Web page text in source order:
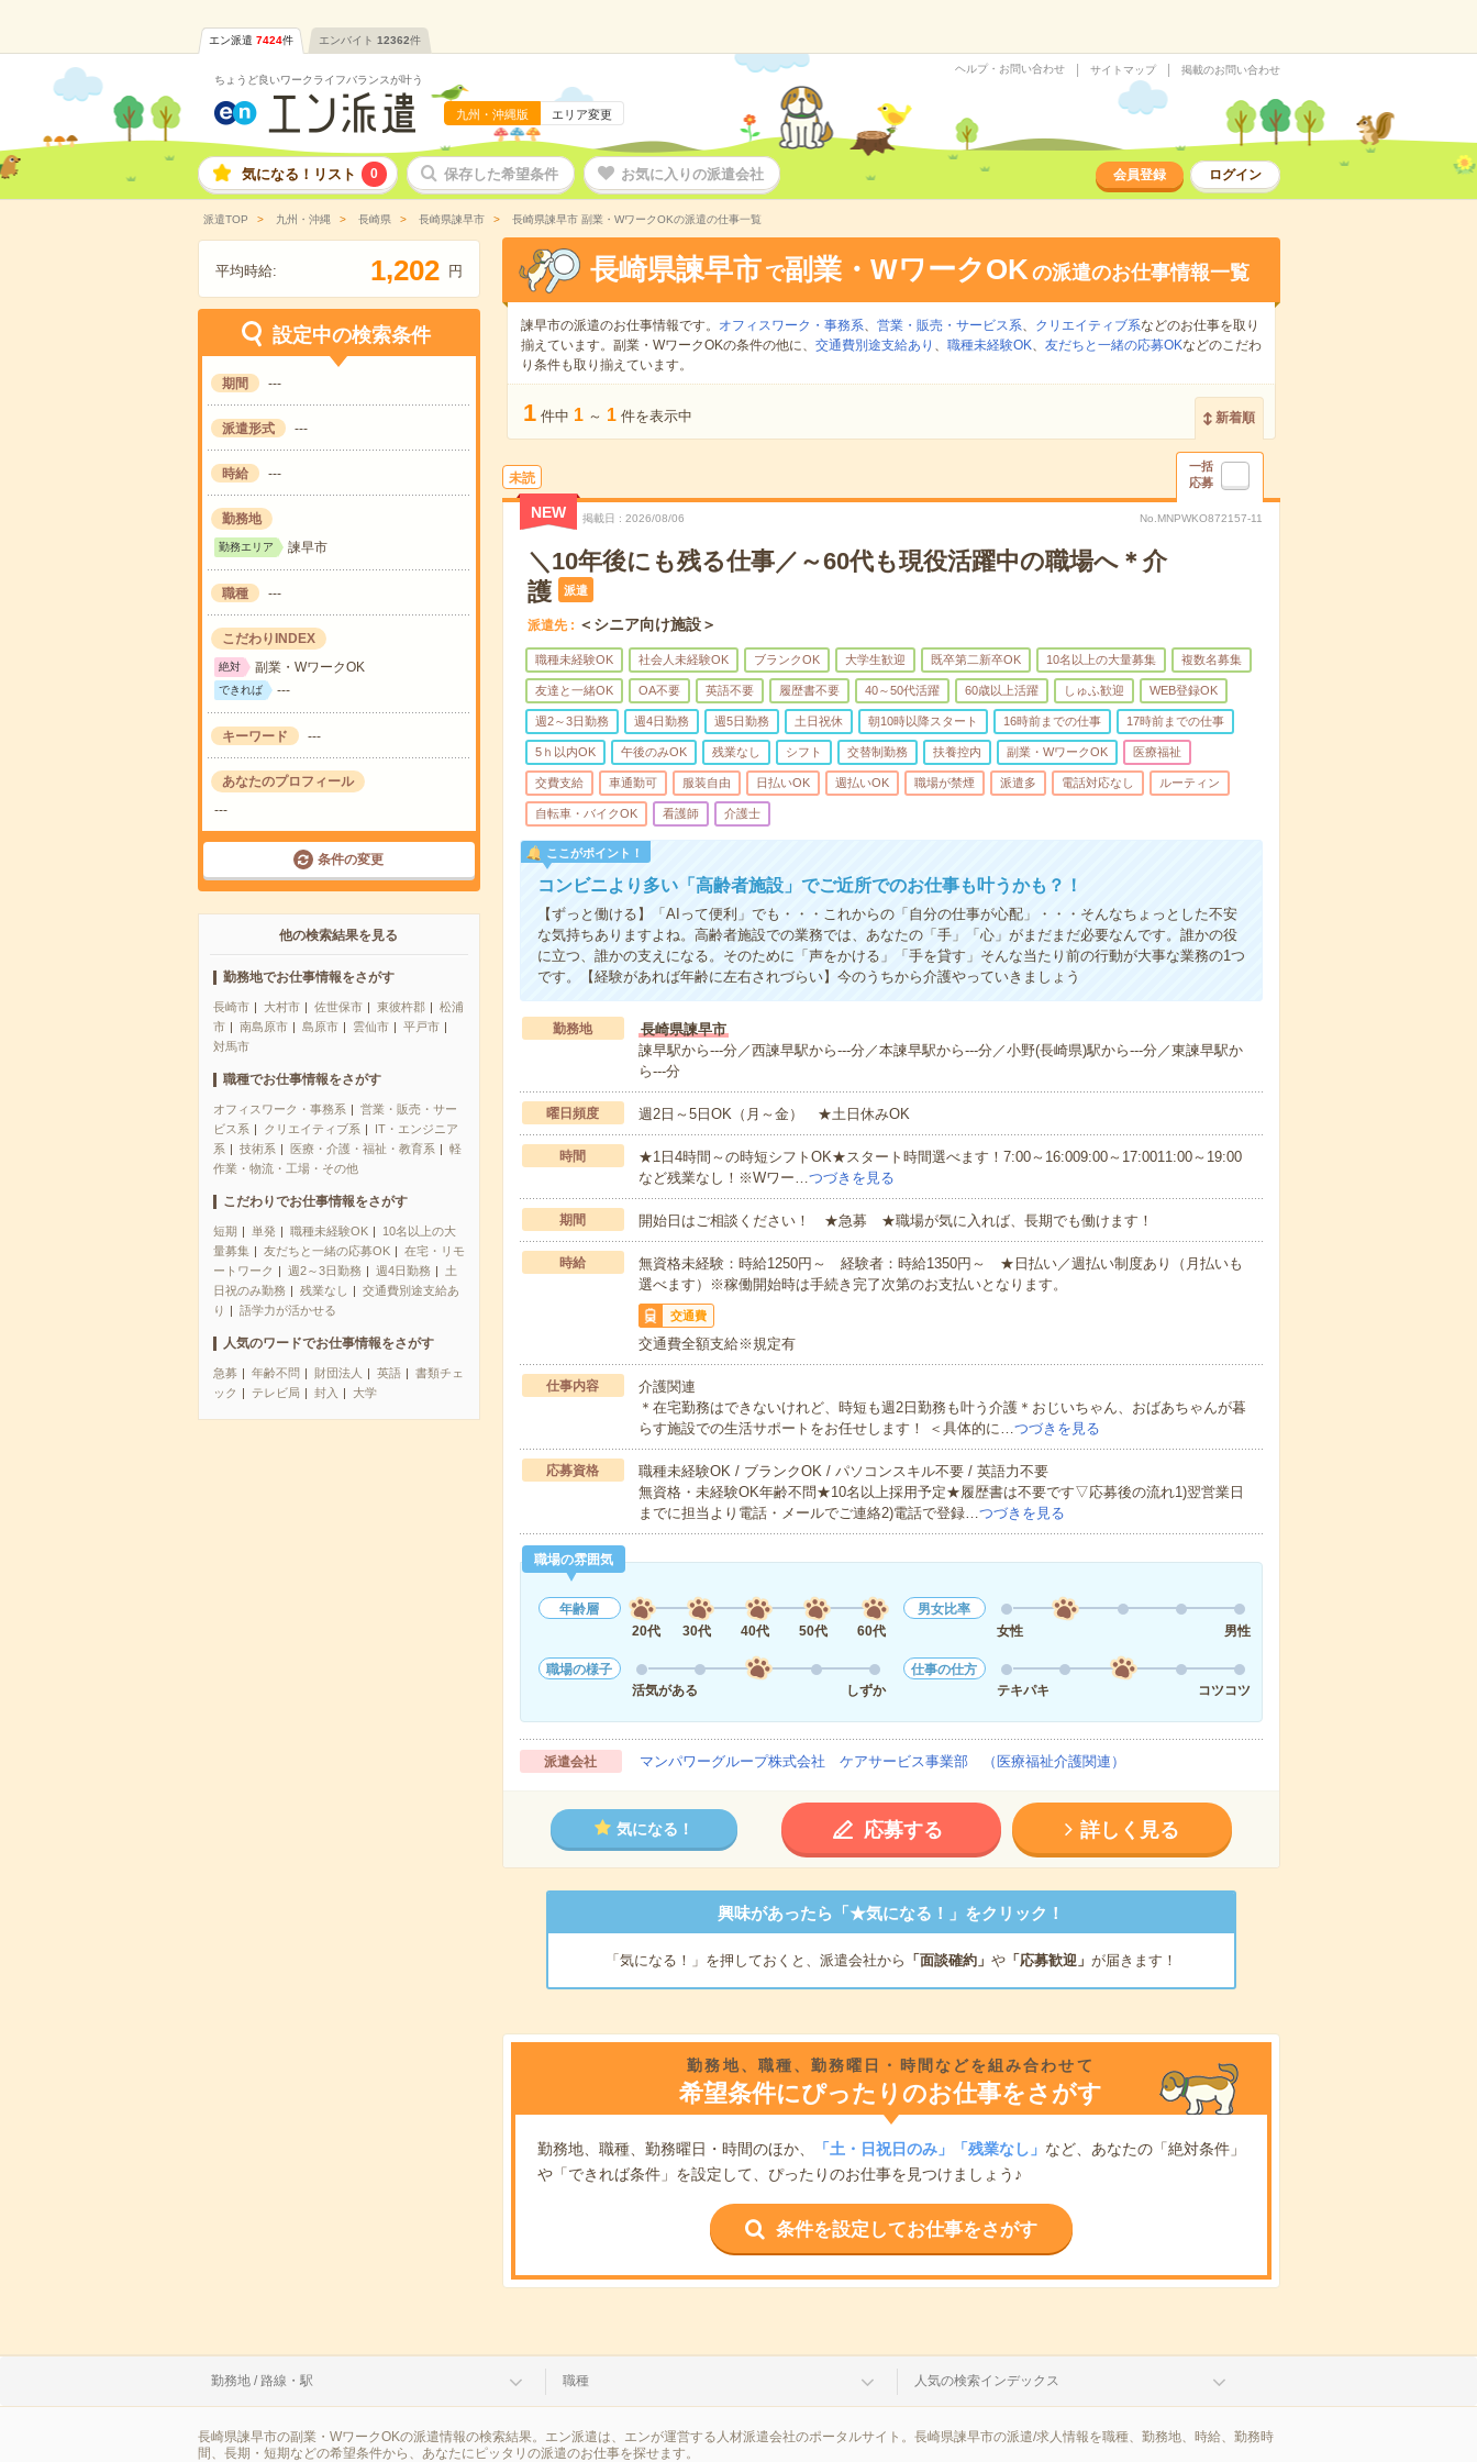
エン派遣 7424件 エンバイト 12362件
ちょうど良いワークライフバランスが叶う
九州・沖縄版 エリア変更
ヘルプ・お問い合わせ サイトマップ 掲載のお問い合わせ
気になる！リスト 0 保存した希望条件 お気に入りの派遣会社 会員登録 ログイン
派遣TOP 九州・沖縄 長崎県 長崎県諫早市 長崎県諫早市 副業・WワークOKの派遣の仕事一覧
平均時給: 1,202 円
設定中の検索条件
期間 ---
派遣形式 ---
時給 ---
勤務地
勤務エリア 諫早市
職種 ---
こだわりINDEX
絶対 副業・WワークOK
できれば ---
キーワード ---
あなたのプロフィール
---
条件の変更
他の検索結果を見る
勤務地でお仕事情報をさがす
長崎市 大村市 佐世保市 東彼杵郡
松浦
市
南島原市 島原市 雲仙市
平戸市
対馬市
職種でお仕事情報をさがす
オフィスワーク・事務系
営業・販売・サー
ビス系
クリエイティブ系
IT・エンジニア
系
技術系 医療・介護・福祉・教育系
軽
作業・物流・工場・その他
こだわりでお仕事情報をさがす
短期 単発 職種未経験OK
10名以上の大
量募集
友だちと一緒の応募OK
在宅・リモ
ートワーク
週2～3日勤務 週4日勤務
土
日祝のみ勤務
残業なし
交通費別途支給あ
り
語学力が活かせる
人気のワードでお仕事情報をさがす
急募 年齢不問 財団法人 英語
書類チェ
ック
テレビ局 封入 大学
長崎県諫早市 で副業・WワークOKの派遣のお仕事情報一覧
諫早市の派遣のお仕事情報です。 オフィスワーク・事務系、 営業・販売・サービス系、 クリエイティブ系などのお仕事を取り
揃えています。副業・WワークOKの条件の他に、 交通費別途支給あり 、 職種未経験OK、 友だちと一緒の応募OKなどのこだわ
り条件も取り揃えています。
1 件中 1 ～ 1 件を表示中 新着順
未読
一括
応募
NEW 掲載日 2026/08/06 No.MNPWKO872157-11
＼10年後にも残る仕事／～60代も現役活躍中の職場へ＊介
護
派遣
派遣先 ＜シニア向け施設＞
職種未経験OK 社会人未経験OK ブランクOK 大学生歓迎 既卒第二新卒OK 10名以上の大量募集 複数名募集
友達と一緒OK OA不要 英語不要 履歴書不要 40～50代活躍 60歳以上活躍 しゅふ歓迎 WEB登録OK
週2～3日勤務 週4日勤務 週5日勤務 土日祝休 朝10時以降スタート 16時前までの仕事 17時前までの仕事
5ｈ以内OK 午後のみOK 残業なし シフト 交替制勤務 扶養控内 副業・WワークOK 医療福祉
交費支給 車通勤可 服装自由 日払いOK 週払いOK 職場が禁煙 派遣多 電話対応なし ルーティン
自転車・バイクOK 看護師 介護士
ここがポイント！
コンビニより多い「高齢者施設」でご近所でのお仕事も叶うかも？！
【ずっと働ける】「AIって便利」でも・・・これからの「自分の仕事が心配」・・・そんなちょっとした不安
な気持ちありますよね。高齢者施設での業務では、あなたの「手」「心」がまだまだ必要なんです。誰かの役
に立つ、誰かの支えになる。そのために「声をかける」「手を貸す」そんな当たり前の行動が大事な業務の1つ
です。【経験があれば年齢に左右されづらい】今のうちから介護やっていきましょう
勤務地
長崎県諫早市
諫早駅から---分／西諫早駅から---分／本諫早駅から---分／小野(長崎県)駅から---分／東諫早駅か
ら---分
曜日頻度 週2日～5日OK（月～金） ★土日休みOK
時間
★1日4時間～の時短シフトOK★スタート時間選べます！7:00～16:009:00～17:0011:00～19:00
など残業なし！※Wワー…つづきを見る
期間 開始日はご相談ください！ ★急募 ★職場が気に入れば、長期でも働けます！
時給
無資格未経験：時給1250円～ 経験者：時給1350円～ ★日払い／週払い制度あり（月払いも
選べます）※稼働開始時は手続き完了次第のお支払いとなります。
交通費
交通費全額支給※規定有
仕事内容
介護関連
＊在宅勤務はできないけれど、時短も週2日勤務も叶う介護＊おじいちゃん、おばあちゃんが暮
らす施設での生活サポートをお任せします！ ＜具体的に…つづきを見る
応募資格
職種未経験OK / ブランクOK / パソコンスキル不要 / 英語力不要
無資格・未経験OK年齢不問★10名以上採用予定★履歴書は不要です▽応募後の流れ1)翌営業日
までに担当より電話・メールでご連絡2)電話で登録…つづきを見る
職場の雰囲気
年齢層
20代
30代 40代 50代 60代
男女比率
女性
男性
職場の様子
活気がある
しずか
仕事の仕方
テキパキ
コツコツ
派遣会社 マンパワーグループ株式会社 ケアサービス事業部 （医療福祉介護関連）
気になる！ 応募する 詳しく見る
興味があったら「★気になる！」をクリック！
「気になる！」を押しておくと、派遣会社から 「面談確約」 や「応募歓迎」 が届きます！
勤務地、職種、勤務曜日・時間などを組み合わせて
希望条件にぴったりのお仕事をさがす
勤務地、職種、勤務曜日・時間のほか、 「土・日祝日のみ」「残業なし」 など、あなたの「絶対条件」
や「できれば条件」を設定して、ぴったりのお仕事を見つけましょう♪
条件を設定してお仕事をさがす
勤務地 / 路線・駅 職種 人気の検索インデックス
長崎県諫早市の副業・WワークOKの派遣情報の検索結果。エン派遣は、エンが運営する人材派遣会社のポータルサイト。長崎県諫早市の派遣/求人情報を職種、勤務地、時給、勤務時
間、長期・短期などの希望条件から、あなたにピッタリの派遣のお仕事を探せます。